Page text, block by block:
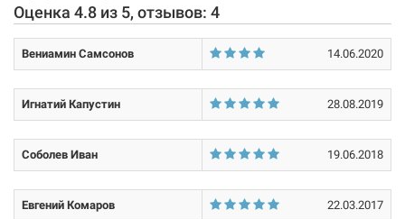
Оценка 4.8 из 5, отзывов: 4
Вениамин Самсонов 14.06.2020
Игнатий Капустин 28.08.2019
Соболев Иван 19.06.2018
Евгений Комаров 22.03.2017